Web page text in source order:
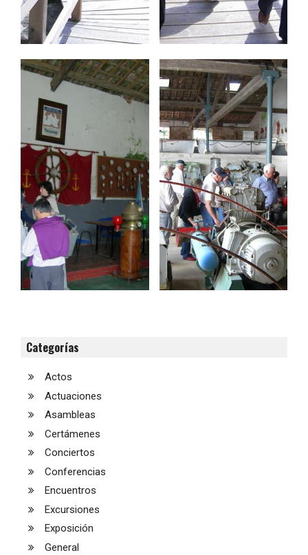
Categorías
Actos
Actuaciones
Asambleas
Certámenes
Conciertos
Conferencias
Encuentros
Excursiones
Exposición
General